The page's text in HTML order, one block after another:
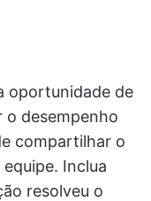
oportunidade de
o desempenho
compartilhar o
Inclua
resolveu o